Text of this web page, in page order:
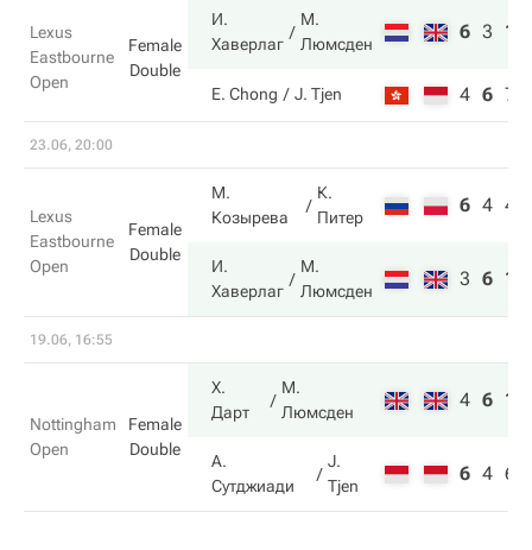
Lexus
Eastbourne
Open
Female
Double
И.
Хаверлаг
М.
Люмсден
6 3 10
E. Chong J. Tjen 4 6 7
23.06, 20:00
Lexus
Eastbourne
Open
Female
Double
М.
Козырева
К.
Питер
6 4 4
И.
Хаверлаг
М.
Люмсден
3 6 10
19.06, 16:55
Nottingham
Open
Female
Double
Х.
Дарт
М.
Люмсден
4 6 10
А.
Сутджиади
J.
Tjen
6 4 6